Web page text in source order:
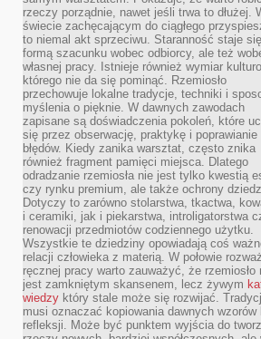
rzeczy porządnie, nawet jeśli trwa to dłużej.
świecie zachęcającym do ciągłego
to niemal akt sprzeciwu. Staranność staje się
formą szacunku wobec odbiorcy, ale też
własnej pracy. Istnieje również wymiar
którego nie da się pominąć. Rzemiosło
przechowuje lokalne tradycje, techniki i
myślenia o pięknie. W dawnych zawodach
zapisane są doświadczenia pokoleń, które
się przez obserwację, praktykę i poprawianie
błędów. Kiedy zanika warsztat, często znika
również fragment pamięci miejsca. Dlatego
odradzanie rzemiosła nie jest tylko kwestią
czy rynku premium, ale także ochrony
Dotyczy to zarówno stolarstwa, tkactwa,
i ceramiki, jak i piekarstwa, introligatorstwa
renowacji przedmiotów codziennego użytku.
Wszystkie te dziedziny opowiadają coś
relacji człowieka z materią. W połowie
ręcznej pracy warto zauważyć, że rzemiosło
jest zamkniętym skansenem, lecz żywym
wiedzy który stale może się rozwijać.
musi oznaczać kopiowania dawnych wzorów
refleksji. Może być punktem wyjścia do